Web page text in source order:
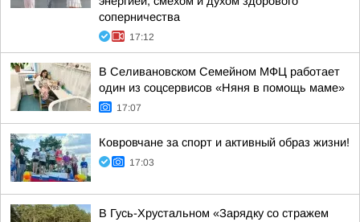
соперничества
17:12
В Селивановском Семейном МФЦ работает
один из соцсервисов «Няня в помощь маме»
17:07
Ковровчане за спорт и активный образ жизни!
17:03
В Гусь-Хрустальном «Зарядку со стражем